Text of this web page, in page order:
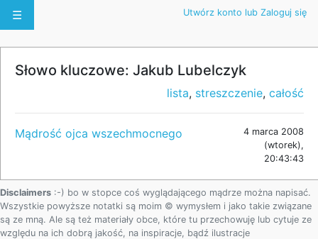
☰ Utwórz konto lub Zaloguj się
Słowo kluczowe: Jakub Lubelczyk
lista, streszczenie, całość
Mądrość ojca wszechmocnego
4 marca 2008
(wtorek),
20:43:43
Disclaimers :-) bo w stopce coś wyglądającego mądrze można napisać.
Wszystkie powyższe notatki są moim © wymysłem i jako takie związane
są ze mną. Ale są też materiały obce, które tu przechowuję lub cytuje ze
względu na ich dobrą jakość, na inspiracje, bądź ilustracje